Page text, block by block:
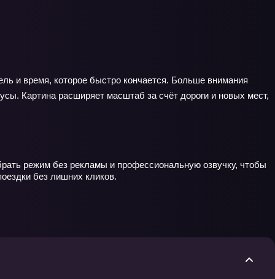
и время, которое быстро кончается. Больше внимания
Картина расширяет масштаб за счёт дороги и новых мест,
режим без рекламы и профессиональную озвучку, чтобы
без лишних кликов.